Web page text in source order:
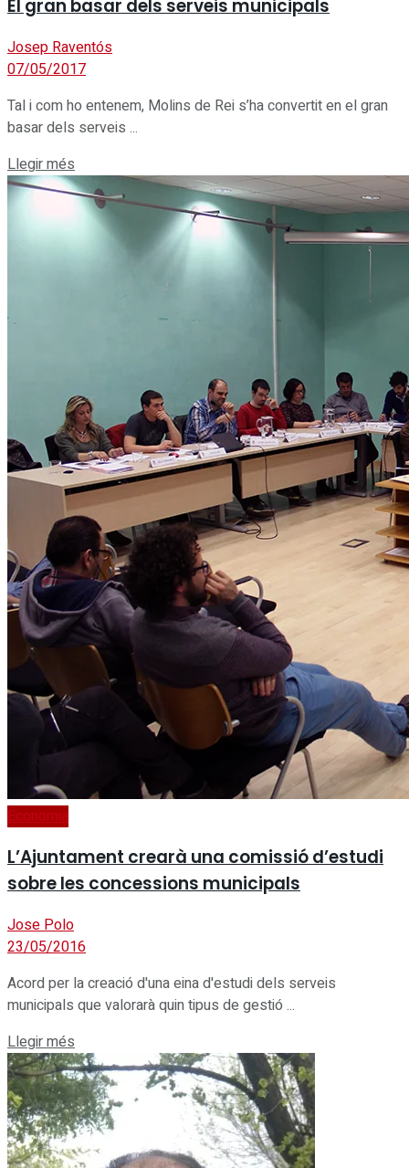
El gran basar dels serveis municipals
Josep Raventós
07/05/2017
Tal i com ho entenem, Molins de Rei s’ha convertit en el gran
basar dels serveis ...
Llegir més
Economia
L’Ajuntament crearà una comissió d’estudi
sobre les concessions municipals
Jose Polo
23/05/2016
Acord per la creació d'una eina d'estudi dels serveis
municipals que valorarà quin tipus de gestió ...
Llegir més